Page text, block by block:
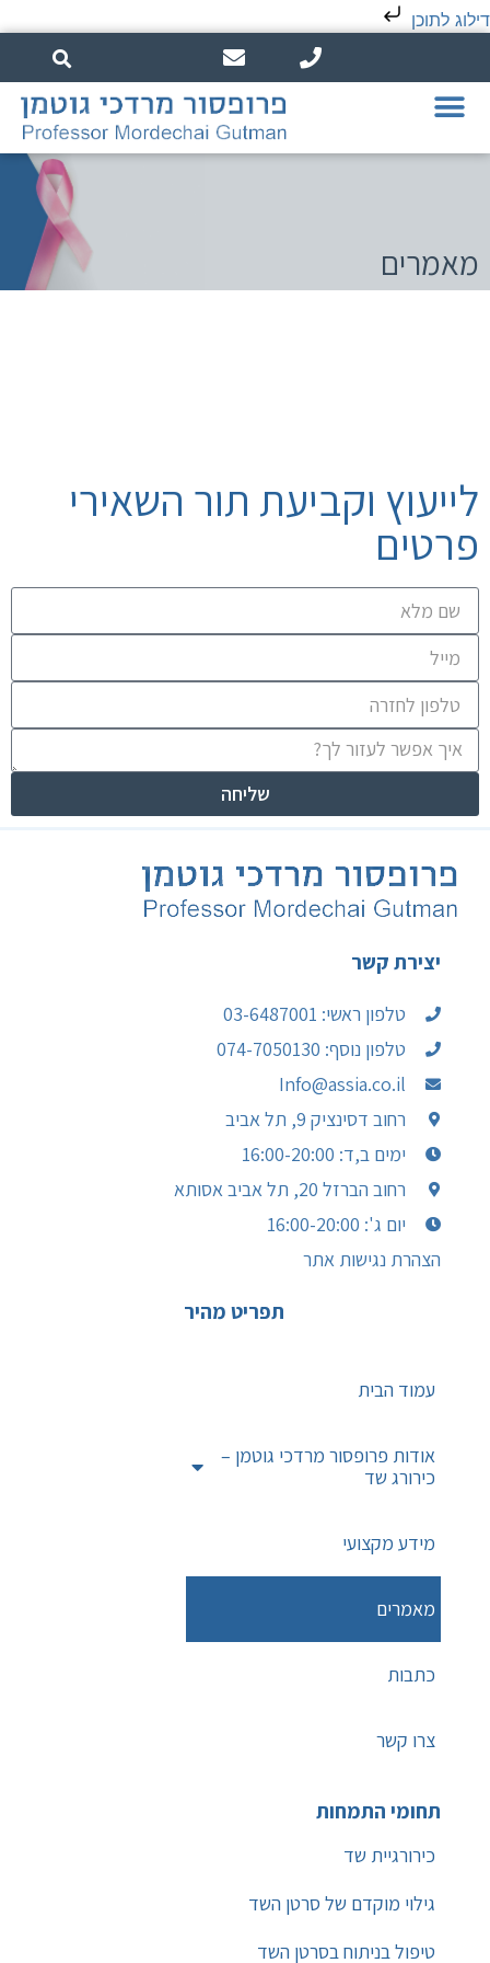
דילוג לתוכן
מאמרים
לייעוץ וקביעת תור השאירי
פרטים
שליחה
יצירת קשר
טלפון ראשי: 03-6487001
טלפון נוסף: 074-7050130
Info@assia.co.il
רחוב דסינציק 9, תל אביב
ימים ב,ד: 16:00-20:00
רחוב הברזל 20, תל אביב אסותא
יום ג': 16:00-20:00
הצהרת נגישות אתר
תפריט מהיר
עמוד הבית
אודות פרופסור מרדכי גוטמן –
כירורג שד
מידע מקצועי
מאמרים
כתבות
צרו קשר
תחומי התמחות
כירורגיית שד
גילוי מוקדם של סרטן השד
טיפול בניתוח בסרטן השד